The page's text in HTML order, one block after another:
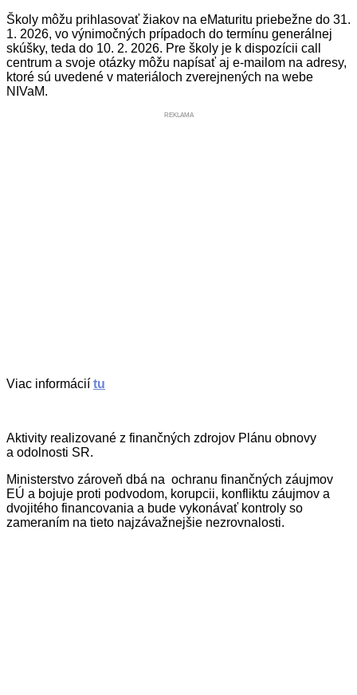
Školy môžu prihlasovať žiakov na eMaturitu priebežne do 31.
1. 2026, vo výnimočných prípadoch do termínu generálnej
skúšky, teda do 10. 2. 2026. Pre školy je k dispozícii call
centrum a svoje otázky môžu napísať aj e-mailom na adresy,
ktoré sú uvedené v materiáloch zverejnených na webe
NIVaM.
REKLAMA
Viac informácií tu
Aktivity realizované z finančných zdrojov Plánu obnovy
a odolnosti SR.
Ministerstvo zároveň dbá na ochranu finančných záujmov
EÚ a bojuje proti podvodom, korupcii, konfliktu záujmov a
dvojitého financovania a bude vykonávať kontroly so
zameraním na tieto najzávažnejšie nezrovnalosti.